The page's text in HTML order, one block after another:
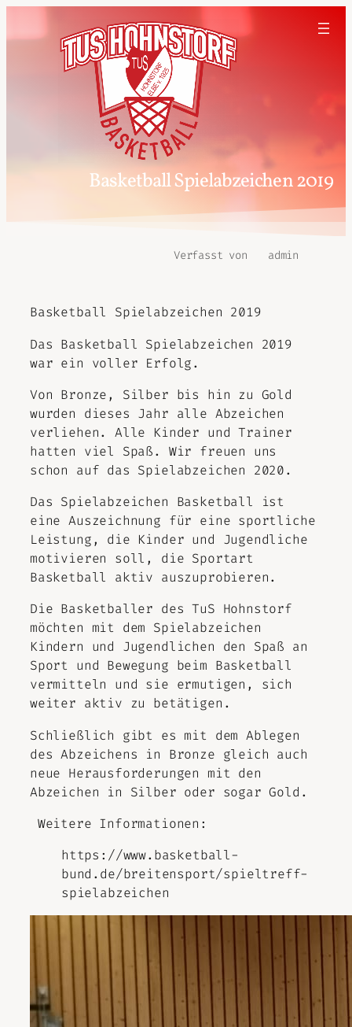
Basketball Spielabzeichen 2019
Verfasst von admin
Basketball Spielabzeichen 2019
Das Basketball Spielabzeichen 2019
war ein voller Erfolg.
Von Bronze, Silber bis hin zu Gold
wurden dieses Jahr alle Abzeichen
verliehen. Alle Kinder und Trainer
hatten viel Spaß. Wir freuen uns
schon auf das Spielabzeichen 2020.
Das Spielabzeichen Basketball ist
eine Auszeichnung für eine sportliche
Leistung, die Kinder und Jugendliche
motivieren soll, die Sportart
Basketball aktiv auszuprobieren.
Die Basketballer des TuS Hohnstorf
möchten mit dem Spielabzeichen
Kindern und Jugendlichen den Spaß an
Sport und Bewegung beim Basketball
vermitteln und sie ermutigen, sich
weiter aktiv zu betätigen.
Schließlich gibt es mit dem Ablegen
des Abzeichens in Bronze gleich auch
neue Herausforderungen mit den
Abzeichen in Silber oder sogar Gold.
Weitere Informationen:
https://www.basketball-
bund.de/breitensport/spieltreff-
spielabzeichen